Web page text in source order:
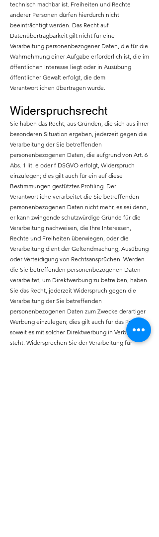
technisch machbar ist. Freiheiten und Rechte
anderer Personen dürfen hierdurch nicht
beeinträchtigt werden. Das Recht auf
Datenübertragbarkeit gilt nicht für eine
Verarbeitung personenbezogener Daten, die für die
Wahrnehmung einer Aufgabe erforderlich ist, die im
öffentlichen Interesse liegt oder in Ausübung
öffentlicher Gewalt erfolgt, die dem
Verantwortlichen übertragen wurde.
Widerspruchsrecht
Sie haben das Recht, aus Gründen, die sich aus ihrer
besonderen Situation ergeben, jederzeit gegen die
Verarbeitung der Sie betreffenden
personenbezogenen Daten, die aufgrund von Art. 6
Abs. 1 lit. e oder f DSGVO erfolgt, Widerspruch
einzulegen; dies gilt auch für ein auf diese
Bestimmungen gestütztes Profiling. Der
Verantwortliche verarbeitet die Sie betreffenden
personenbezogenen Daten nicht mehr, es sei denn,
er kann zwingende schutzwürdige Gründe für die
Verarbeitung nachweisen, die Ihre Interessen,
Rechte und Freiheiten überwiegen, oder die
Verarbeitung dient der Geltendmachung, Ausübung
oder Verteidigung von Rechtsansprüchen. Werden
die Sie betreffenden personenbezogenen Daten
verarbeitet, um Direktwerbung zu betreiben, haben
Sie das Recht, jederzeit Widerspruch gegen die
Verarbeitung der Sie betreffenden
personenbezogenen Daten zum Zwecke derartiger
Werbung einzulegen; dies gilt auch für das Profiling,
soweit es mit solcher Direktwerbung in Verbindung
steht. Widersprechen Sie der Verarbeitung für